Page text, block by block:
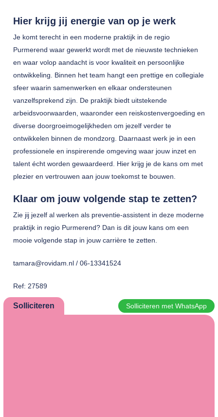
Hier krijg jij energie van op je werk
Je komt terecht in een moderne praktijk in de regio
Purmerend waar gewerkt wordt met de nieuwste technieken
en waar volop aandacht is voor kwaliteit en persoonlijke
ontwikkeling. Binnen het team hangt een prettige en collegiale
sfeer waarin samenwerken en elkaar ondersteunen
vanzelfsprekend zijn. De praktijk biedt uitstekende
arbeidsvoorwaarden, waaronder een reiskostenvergoeding en
diverse doorgroeimogelijkheden om jezelf verder te
ontwikkelen binnen de mondzorg. Daarnaast werk je in een
professionele en inspirerende omgeving waar jouw inzet en
talent écht worden gewaardeerd. Hier krijg je de kans om met
plezier en vertrouwen aan jouw toekomst te bouwen.
Klaar om jouw volgende stap te zetten?
Zie jij jezelf al werken als preventie-assistent in deze moderne
praktijk in regio Purmerend? Dan is dit jouw kans om een
mooie volgende stap in jouw carrière te zetten.
tamara@rovidam.nl / 06-13341524
Ref: 27589
Solliciteren Solliciteren met WhatsApp